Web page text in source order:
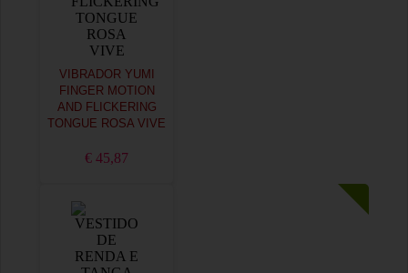
VIBRADOR YUMI
FINGER MOTION
AND FLICKERING
TONGUE ROSA VIVE
€ 45,87